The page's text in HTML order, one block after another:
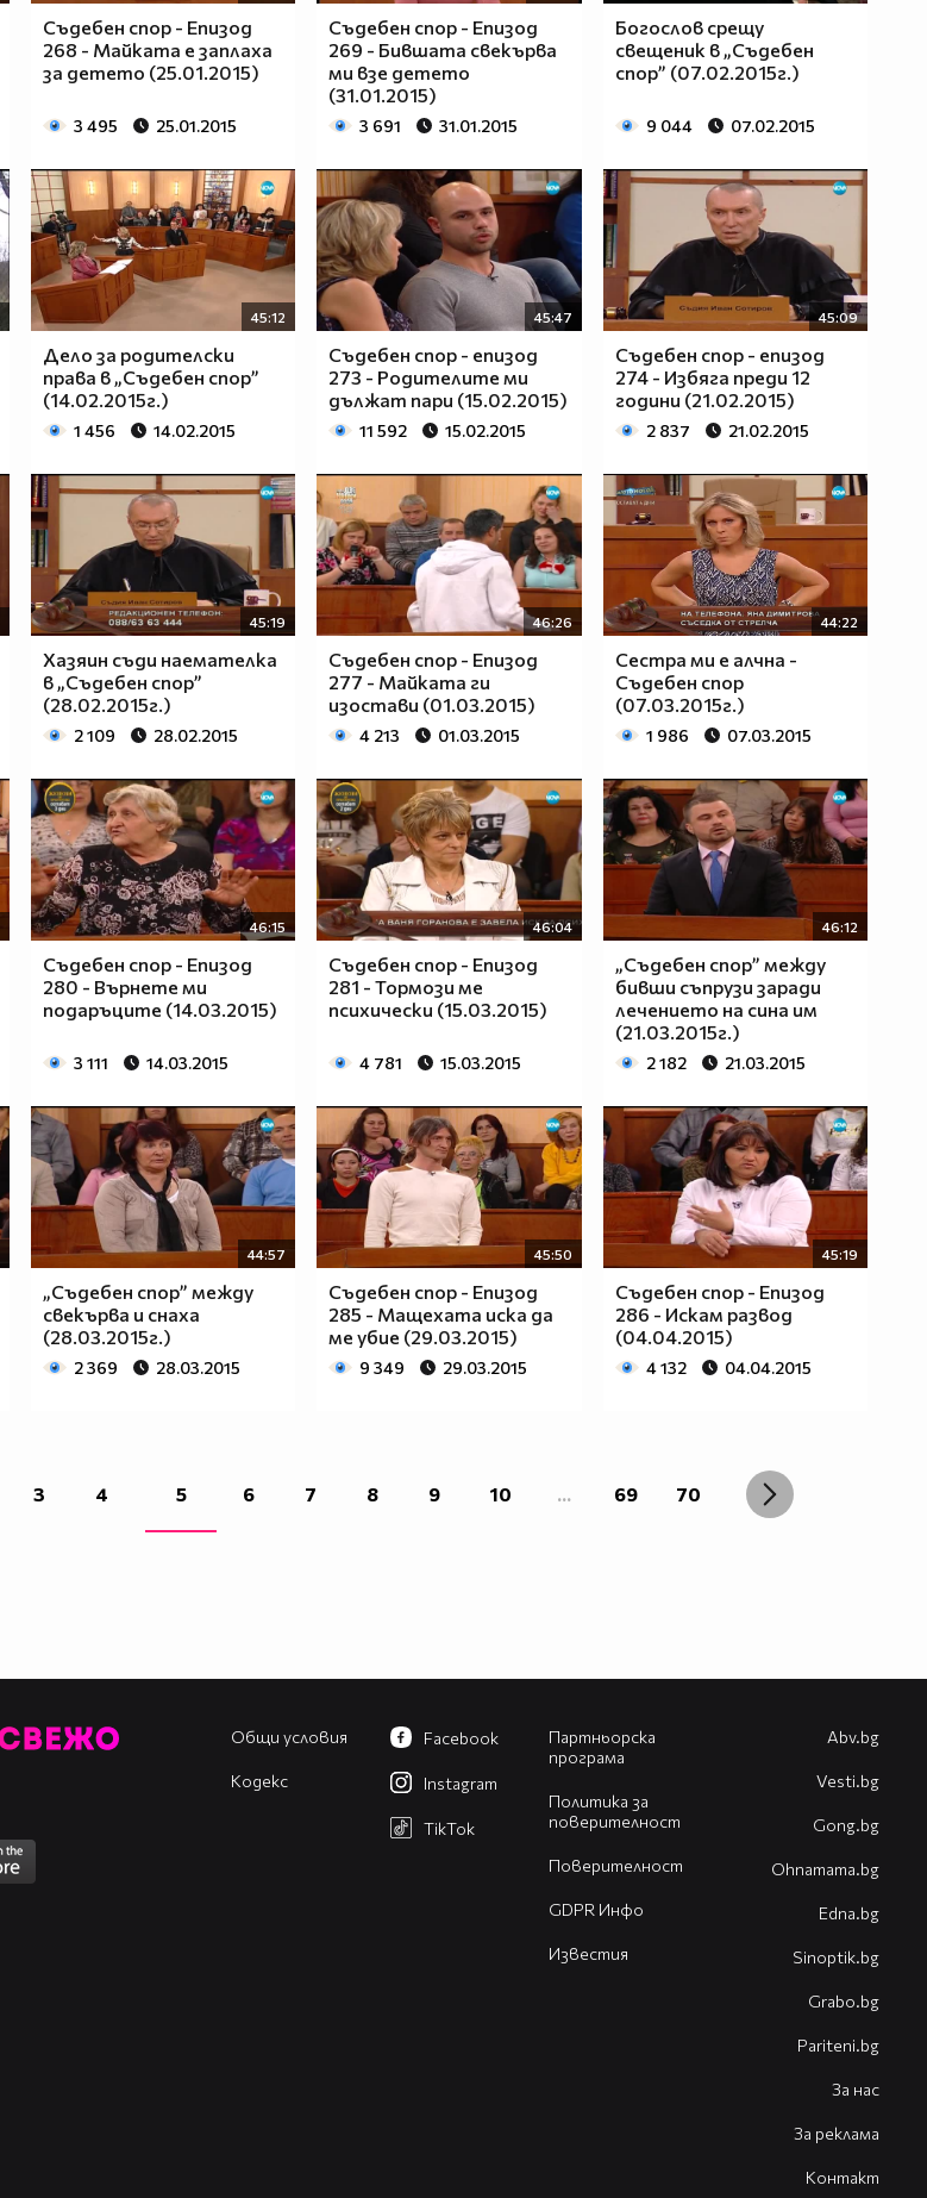
Съдебен спор - Епизод
268 - Майката е заплаха
за детето (25.01.2015)
3 495 25.01.2015
Съдебен спор - Епизод
269 - Бившата свекърва
ми взе детето
(31.01.2015)
3 691 31.01.2015
Богослов срещу
свещеник в „Съдебен
спор” (07.02.2015г.)
9 044 07.02.2015
45:12
Дело за родителски
права в „Съдебен спор”
(14.02.2015г.)
1 456 14.02.2015
45:47
Съдебен спор - епизод
273 - Родителите ми
дължат пари (15.02.2015)
11 592 15.02.2015
45:09
Съдебен спор - епизод
274 - Избяга преди 12
години (21.02.2015)
2 837 21.02.2015
45:19
Хазяин съди наемателка
в „Съдебен спор”
(28.02.2015г.)
2 109 28.02.2015
46:26
Съдебен спор - Епизод
277 - Майката ги
изостави (01.03.2015)
4 213 01.03.2015
44:22
Сестра ми е алчна -
Съдебен спор
(07.03.2015г.)
1 986 07.03.2015
46:15
Съдебен спор - Епизод
280 - Върнете ми
подаръците (14.03.2015)
3 111 14.03.2015
46:04
Съдебен спор - Епизод
281 - Тормози ме
психически (15.03.2015)
4 781 15.03.2015
46:12
„Съдебен спор” между
бивши съпрузи заради
лечението на сина им
(21.03.2015г.)
2 182 21.03.2015
44:57
„Съдебен спор” между
свекърва и снаха
(28.03.2015г.)
2 369 28.03.2015
45:50
Съдебен спор - Епизод
285 - Мащехата иска да
ме убие (29.03.2015)
9 349 29.03.2015
45:19
Съдебен спор - Епизод
286 - Искам развод
(04.04.2015)
4 132 04.04.2015
3 4 5 6 7 8 9 10 ... 69 70
Общи условия
Кодекс
Партньорска
програма
Политика за
поверителност
Поверителност
GDPR Инфо
Известия
Facebook
Instagram
TikTok
Abv.bg
Vesti.bg
Gong.bg
Оhnamama.bg
Edna.bg
Sinoptik.bg
Grabo.bg
Pariteni.bg
За нас
За реклама
Контакт